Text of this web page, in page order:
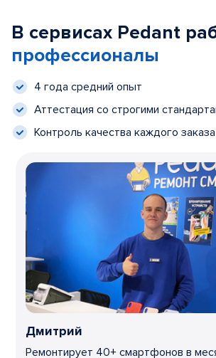
В сервисах Pedant
профессионалы
4 года средний опыт
Аттестация со строгими
Контроль качества каждого заказа
Дмитрий
Ремонтирует 40+ смартфонов в